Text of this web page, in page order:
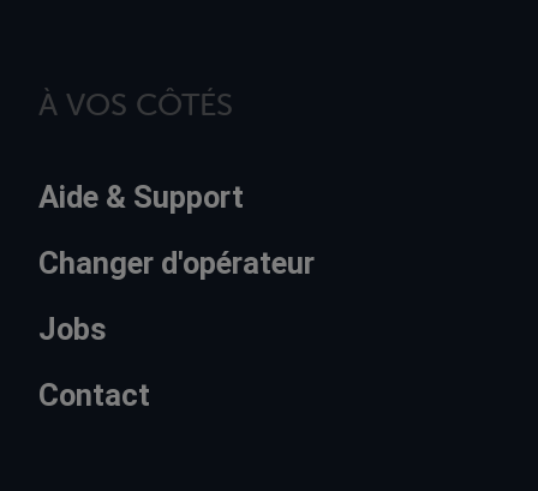
À VOS CÔTÉS
Aide & Support
Changer d'opérateur
Jobs
Contact